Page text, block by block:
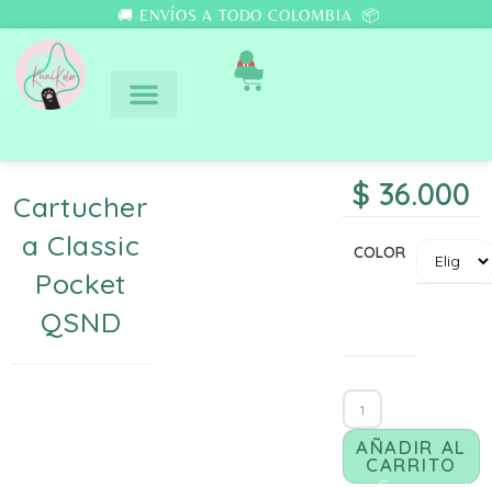
🚚 ENVÍOS A TODO COLOMBIA 📦
0
Cartucher
A Classic
Pocket
QSND
$ 36.000
COLOR
AÑADIR AL
CARRITO